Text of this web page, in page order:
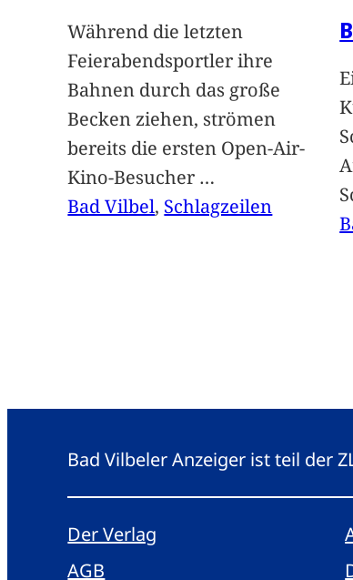
Während die letzten
Feierabendsportler ihre
Bahnen durch das große
Becken ziehen, strömen
bereits die ersten Open-Air-
Kino-Besucher …
Bad Vilbel, Schlagzeilen
Bad Vilbeler Anzeiger ist teil der
Der Verlag
AGB